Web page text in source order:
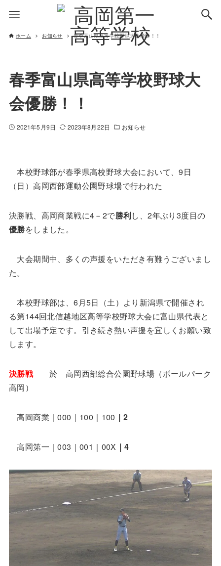
ホーム お知らせ 春季富山県高等学校野球大会優勝！！
春季富山県高等学校野球大
会優勝！！
2021年5月9日 2023年8月22日 お知らせ
本校野球部が春季県高校野球大会において、9日
（日）高岡西部運動公園野球場で行われた
決勝戦、高岡商業戦に4－2で勝利し、2年ぶり3度目の
優勝をしました。
大会期間中、多くの声援をいただき有難うございまし
た。
本校野球部は、6月5日（土）より新潟県で開催され
る第144回北信越地区高等学校野球大会に富山県代表と
して出場予定です。引き続き熱い声援を宜しくお願い致
します。
決勝戦於 高岡西部総合公園野球場（ボールパーク
高岡）
高岡商業｜000｜100｜100 ｜2
高岡第一｜003｜001｜00X ｜4